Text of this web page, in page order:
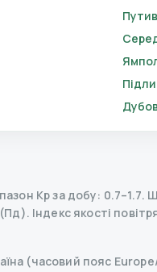
Kp за добу: 0.7–1.7.
(Пд). Індекс якості
(часовий пояс